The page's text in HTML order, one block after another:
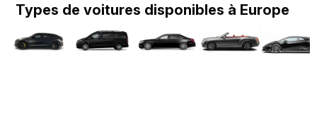
Types de voitures disponibles à Europe